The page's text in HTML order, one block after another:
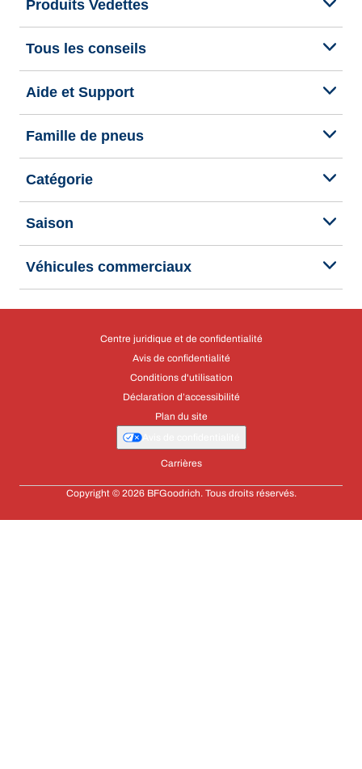
Produits Vedettes
Tous les conseils
Aide et Support
Famille de pneus
Catégorie
Saison
Véhicules commerciaux
Centre juridique et de confidentialité
Avis de confidentialité
Conditions d'utilisation
Déclaration d’accessibilité
Plan du site
Avis de confidentialité
Carrières
Copyright © 2026 BFGoodrich. Tous droits réservés.